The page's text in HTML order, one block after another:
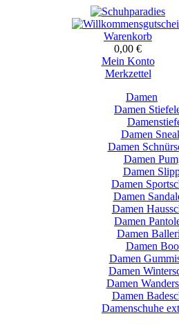
Warenkorb
0,00 €
Mein Konto
Merkzettel
Damen
Damen
Damen
Damen
Damen
Damen
Damen
Damen
Damen
Damen
Damen
Damen
Damen
Damen
Damen
Damen
Damenschuhe